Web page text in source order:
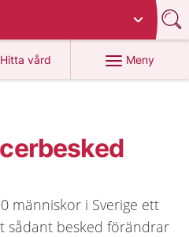
Hitta vård
på 1177.se
Meny
människor i Sverige ett
sådant besked förändrar